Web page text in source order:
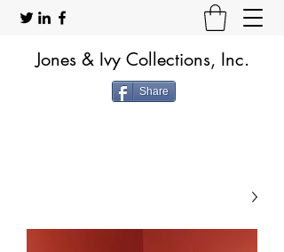
Jones & Ivy Collections, Inc.
Share